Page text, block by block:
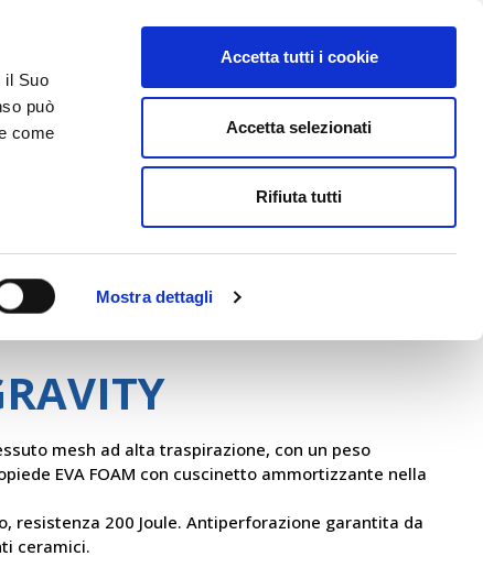
il Suo
può
come
Mostra dettagli
Accetta tutti i cookie
Accetta selezionati
Rifiuta tutti
ACCEDI E CONTATTACI
mesh ad alta traspirazione, con un peso
EVA FOAM con cuscinetto ammortizzante nella
resistenza 200 Joule. Antiperforazione garantita da
ceramici.